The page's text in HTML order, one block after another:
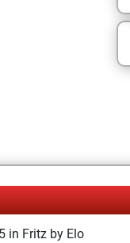
in Fritz by Elo